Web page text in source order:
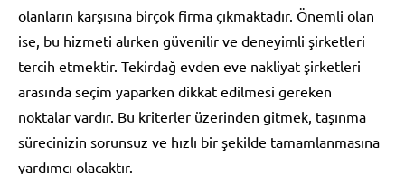
olanların karşısına birçok firma çıkmaktadır. Önemli olan
ise, bu hizmeti alırken güvenilir ve deneyimli şirketleri
tercih etmektir. Tekirdağ evden eve nakliyat şirketleri
arasında seçim yaparken dikkat edilmesi gereken
noktalar vardır. Bu kriterler üzerinden gitmek, taşınma
sürecinizin sorunsuz ve hızlı bir şekilde tamamlanmasına
yardımcı olacaktır.